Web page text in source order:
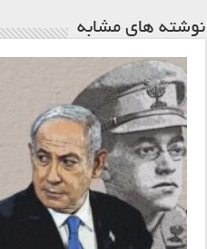
نوشته های مشابه